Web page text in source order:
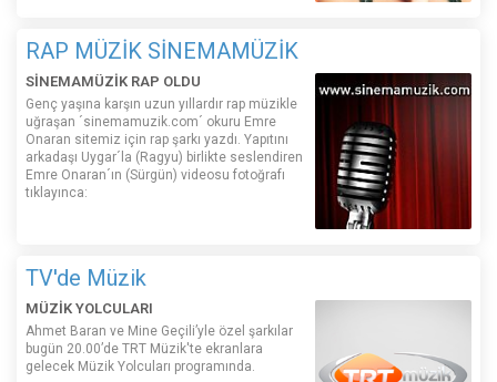
RAP MÜZİK SİNEMAMÜZİK
SİNEMAMÜZİK RAP OLDU
Genç yaşına karşın uzun yıllardır rap müzikle
uğraşan ´sinemamuzik.com´ okuru Emre
Onaran sitemiz için rap şarkı yazdı. Yapıtını
arkadaşı Uygar´la (Ragyu) birlikte seslendiren
Emre Onaran´ın (Sürgün) videosu fotoğrafı
tıklayınca:
TV'de Müzik
MÜZİK YOLCULARI
Ahmet Baran ve Mine Geçili’yle özel şarkılar
bugün 20.00’de TRT Müzik'te ekranlara
gelecek Müzik Yolcuları programında.